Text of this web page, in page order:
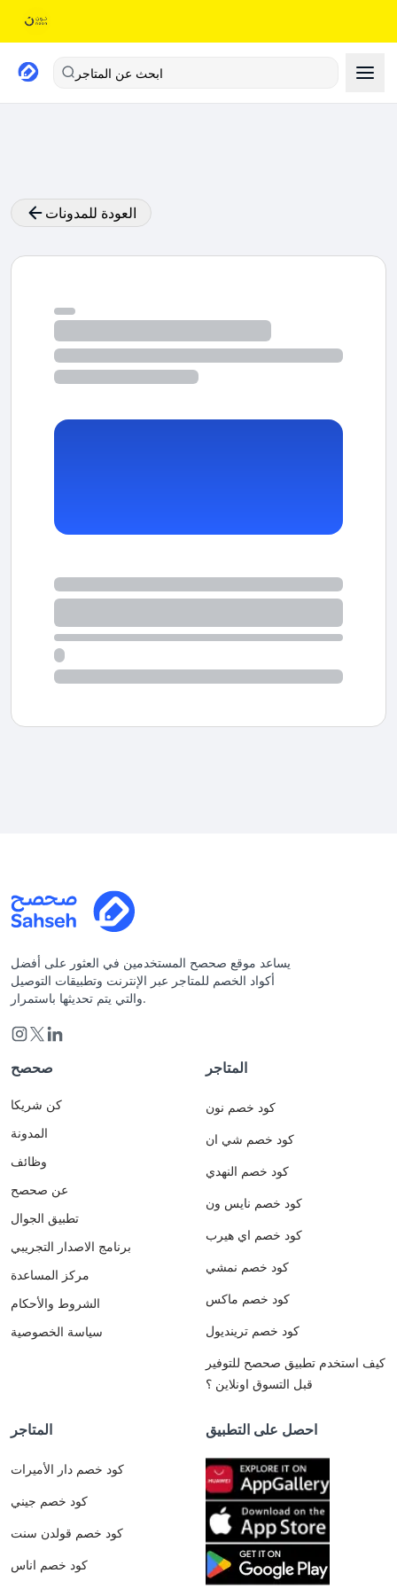
ابحث عن المتاجر
العودة للمدونات
يساعد موقع صحصح المستخدمين في العثور على أفضل
أكواد الخصم للمتاجر عبر الإنترنت وتطبيقات التوصيل
والتي يتم تحديثها باستمرار.
صحصح
كن شريكا
المدونة
وظائف
عن صحصح
تطبيق الجوال
برنامج الاصدار التجريبي
مركز المساعدة
الشروط والأحكام
سياسة الخصوصية
المتاجر
كود خصم نون
كود خصم شي ان
كود خصم النهدي
كود خصم نايس ون
كود خصم اي هيرب
كود خصم نمشي
كود خصم ماكس
كود خصم ترينديول
كيف استخدم تطبيق صحصح للتوفير
قبل التسوق اونلاين ؟
المتاجر
كود خصم دار الأميرات
كود خصم جيني
كود خصم قولدن سنت
كود خصم اناس
احصل على التطبيق